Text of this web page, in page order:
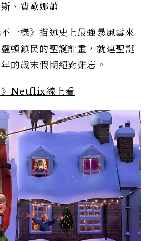
、費歐娜蕭
一樣》描述史上最強暴風雪來
頓鎮民的聖誕計畫，就連聖誕
的歲末假期絕對難忘。
》Netflix線上看